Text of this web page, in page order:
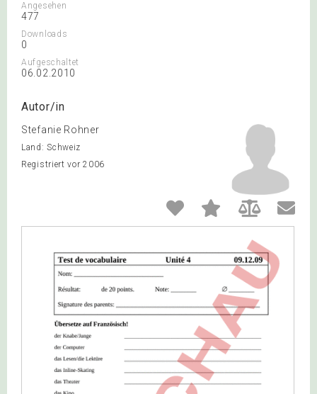
Angesehen
477
Downloads
0
Aufgeschaltet
06.02.2010
Autor/in
Stefanie Rohner
Land: Schweiz
Registriert vor 2006